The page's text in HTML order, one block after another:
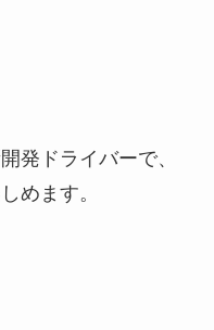
発ドライバーで、
めます。